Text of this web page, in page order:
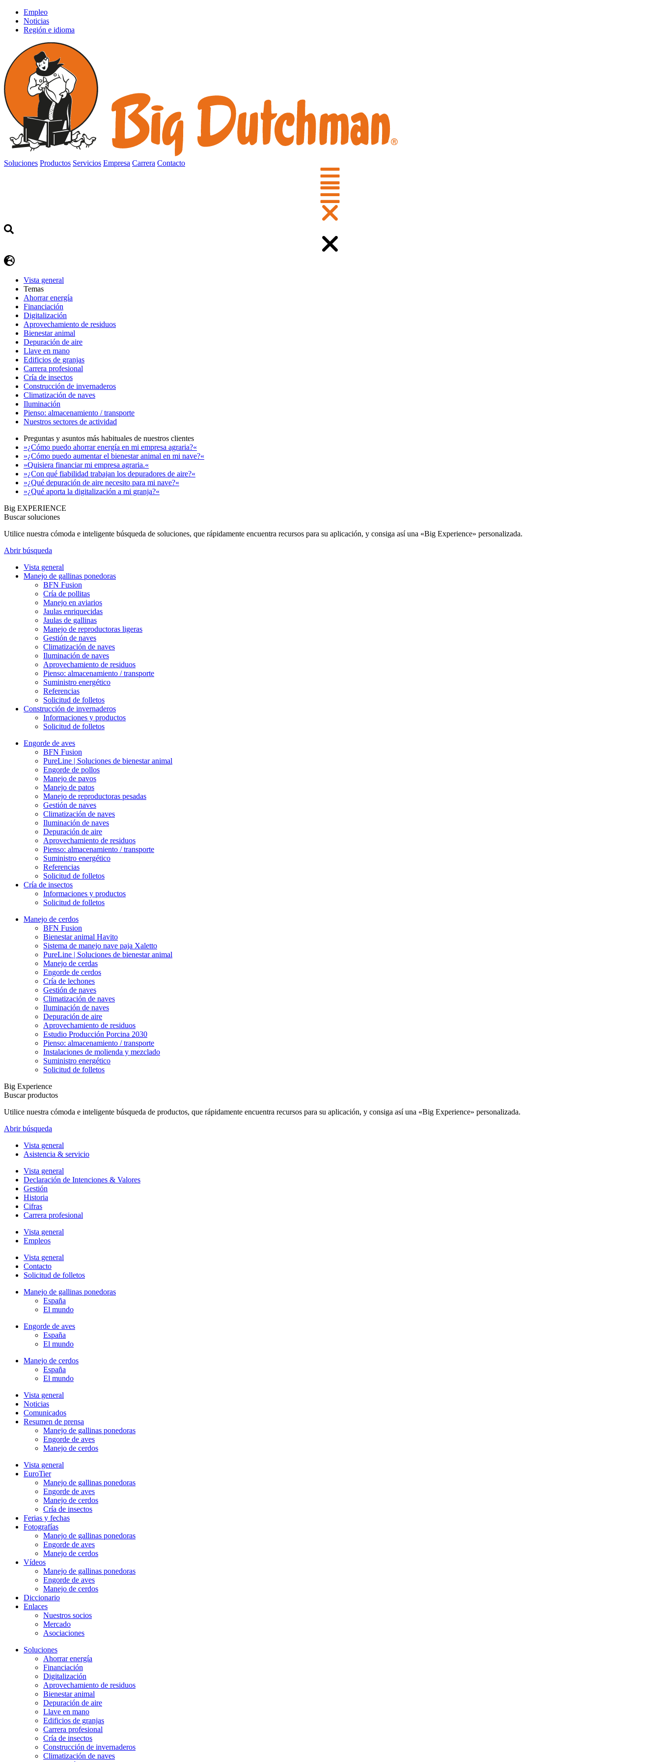
Empleo
Noticias
Región e idioma
Soluciones Productos Servicios Empresa Carrera Contacto
Vista general
Temas
Ahorrar energía
Financiación
Digitalización
Aprovechamiento de residuos
Bienestar animal
Depuración de aire
Llave en mano
Edificios de granjas
Carrera profesional
Cría de insectos
Construcción de invernaderos
Climatización de naves
Iluminación
Pienso: almacenamiento / transporte
Nuestros sectores de actividad
Preguntas y asuntos más habituales de nuestros clientes
»¿Cómo puedo ahorrar energía en mi empresa agraria?«
»¿Cómo puedo aumentar el bienestar animal en mi nave?«
»Quisiera financiar mi empresa agraria.«
»¿Con qué fiabilidad trabajan los depuradores de aire?«
»¿Qué depuración de aire necesito para mi nave?«
»¿Qué aporta la digitalización a mi granja?«
Big EXPERIENCE
Buscar soluciones
Utilice nuestra cómoda e inteligente búsqueda de soluciones, que rápidamente encuentra recursos para su aplicación, y consiga así una «Big Experience» personalizada.
Abrir búsqueda
Vista general
Manejo de gallinas ponedoras
BFN Fusion
Cría de pollitas
Manejo en aviarios
Jaulas enriquecidas
Jaulas de gallinas
Manejo de reproductoras ligeras
Gestión de naves
Climatización de naves
Iluminación de naves
Aprovechamiento de residuos
Pienso: almacenamiento / transporte
Suministro energético
Referencias
Solicitud de folletos
Construcción de invernaderos
Informaciones y productos
Solicitud de folletos
Engorde de aves
BFN Fusion
PureLine | Soluciones de bienestar animal
Engorde de pollos
Manejo de pavos
Manejo de patos
Manejo de reproductoras pesadas
Gestión de naves
Climatización de naves
Iluminación de naves
Depuración de aire
Aprovechamiento de residuos
Pienso: almacenamiento / transporte
Suministro energético
Referencias
Solicitud de folletos
Cría de insectos
Informaciones y productos
Solicitud de folletos
Manejo de cerdos
BFN Fusion
Bienestar animal Havito
Sistema de manejo nave paja Xaletto
PureLine | Soluciones de bienestar animal
Manejo de cerdas
Engorde de cerdos
Cría de lechones
Gestión de naves
Climatización de naves
Iluminación de naves
Depuración de aire
Aprovechamiento de residuos
Estudio Producción Porcina 2030
Pienso: almacenamiento / transporte
Instalaciones de molienda y mezclado
Suministro energético
Solicitud de folletos
Big Experience
Buscar productos
Utilice nuestra cómoda e inteligente búsqueda de productos, que rápidamente encuentra recursos para su aplicación, y consiga así una «Big Experience» personalizada.
Abrir búsqueda
Vista general
Asistencia & servicio
Vista general
Declaración de Intenciones & Valores
Gestión
Historia
Cifras
Carrera profesional
Vista general
Empleos
Vista general
Contacto
Solicitud de folletos
Manejo de gallinas ponedoras
España
El mundo
Engorde de aves
España
El mundo
Manejo de cerdos
España
El mundo
Vista general
Noticias
Comunicados
Resumen de prensa
Manejo de gallinas ponedoras
Engorde de aves
Manejo de cerdos
Vista general
EuroTier
Manejo de gallinas ponedoras
Engorde de aves
Manejo de cerdos
Cría de insectos
Ferias y fechas
Fotografías
Manejo de gallinas ponedoras
Engorde de aves
Manejo de cerdos
Vídeos
Manejo de gallinas ponedoras
Engorde de aves
Manejo de cerdos
Diccionario
Enlaces
Nuestros socios
Mercado
Asociaciones
Soluciones
Ahorrar energía
Financiación
Digitalización
Aprovechamiento de residuos
Bienestar animal
Depuración de aire
Llave en mano
Edificios de granjas
Carrera profesional
Cría de insectos
Construcción de invernaderos
Climatización de naves